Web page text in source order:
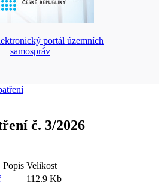
č. 3/2026
Popis Velikost
112.9 Kb